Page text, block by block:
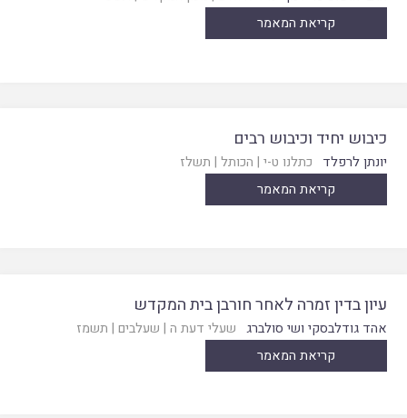
קריאת המאמר
כיבוש יחיד וכיבוש רבים
יונתן לרפלד כתלנו ט-י | הכותל | תשלז
קריאת המאמר
עיון בדין זמרה לאחר חורבן בית המקדש
אהד גודלבסקי ושי סולברג שעלי דעת ה | שעלבים | תשמז
קריאת המאמר